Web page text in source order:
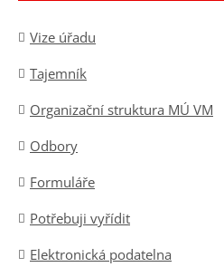
Vize úřadu
Tajemník
Organizační struktura MÚ VM
Odbory
Formuláře
Potřebuji vyřídit
Elektronická podatelna